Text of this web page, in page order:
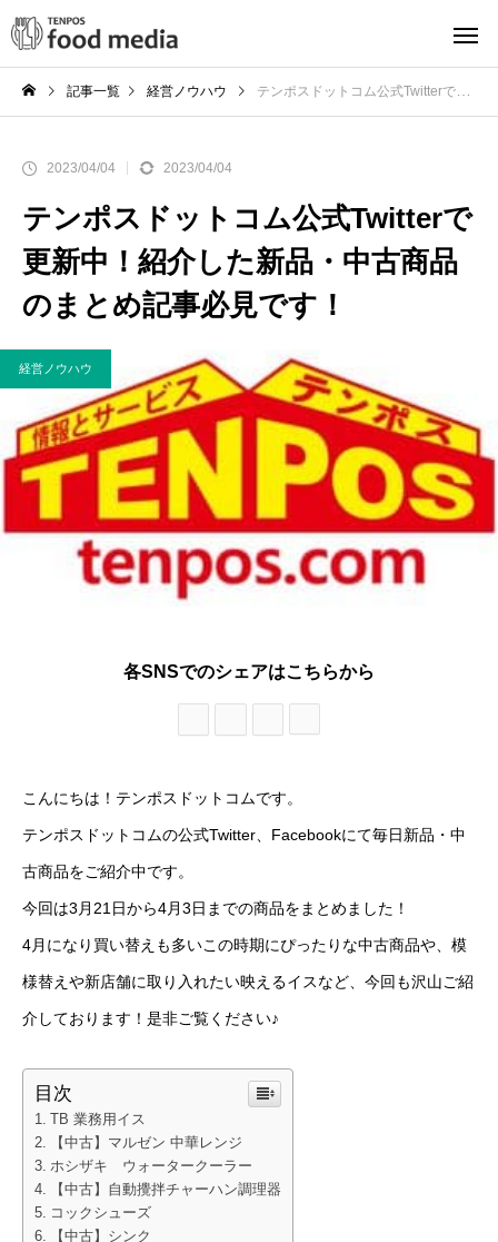
記事一覧 経営ノウハウ テンポスドットコム公式Twitterで更新中！紹介した新品・中古商品のまとめ記事必見です！
2023/04/04 2023/04/04
テンポスドットコム公式Twitterで
更新中！紹介した新品・中古商品
のまとめ記事必見です！
経営ノウハウ
各SNSでのシェアはこちらから
こんにちは！テンポスドットコムです。
テンポスドットコムの公式Twitter、Facebookにて毎日新品・中
古商品をご紹介中です。
今回は3月21日から4月3日までの商品をまとめました！
4月になり買い替えも多いこの時期にぴったりな中古商品や、模
様替えや新店舗に取り入れたい映えるイスなど、今回も沢山ご紹
介しております！是非ご覧ください♪
目次
TB 業務用イス
【中古】マルゼン 中華レンジ
ホシザキ ウォータークーラー
【中古】自動攪拌チャーハン調理器
コックシューズ
【中古】シンク